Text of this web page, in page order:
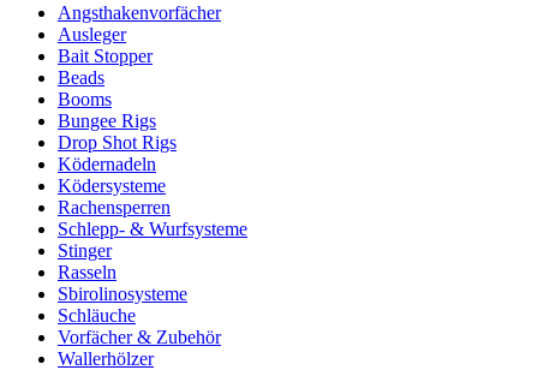
Angsthakenvorfächer
Ausleger
Bait Stopper
Beads
Booms
Bungee Rigs
Drop Shot Rigs
Ködernadeln
Ködersysteme
Rachensperren
Schlepp- & Wurfsysteme
Stinger
Rasseln
Sbirolinosysteme
Schläuche
Vorfächer & Zubehör
Wallerhölzer